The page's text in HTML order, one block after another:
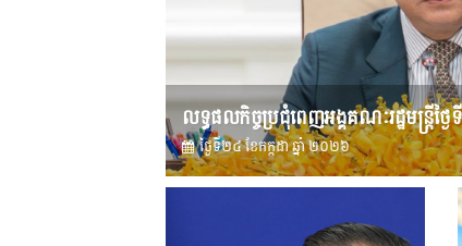
លទ្ធផលកិច្ចប្រជុំពេញអង្គគណៈរដ្ឋមន្រ្តីថ្ង
ថ្ងៃទី២៤ ខែ​កក្កដា ឆ្នាំ ២០២៦